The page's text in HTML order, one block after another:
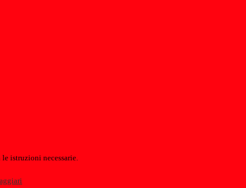
istruzioni necessarie.